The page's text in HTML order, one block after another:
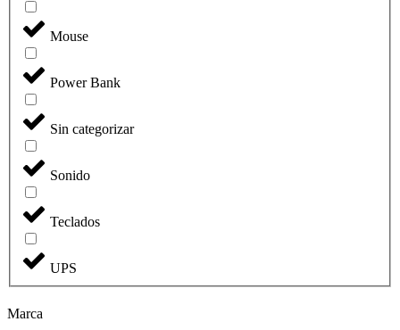
Mouse
Power Bank
Sin categorizar
Sonido
Teclados
UPS
Marca